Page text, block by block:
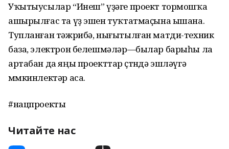
Уҡытыусылар “Инеш” үҙәге проект тормошҡа
ашырылғас та үҙ эшен туҡтатмаҫына ышана.
Тупланған тәжрибә, нығытылған матди-техник
база, электрон белешмәләр—былар барыһы ла
артабан да яңы проекттар өҫтөндә эшләүгә
мөмкинлектәр аса.
#нацпроекты
Читайте нас